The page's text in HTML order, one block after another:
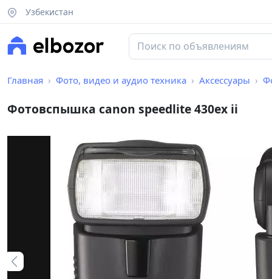
Узбекистан
Главная Фото, видео и аудио техника Аксессуары
Фотовспышка canon speedlite 430ex ii